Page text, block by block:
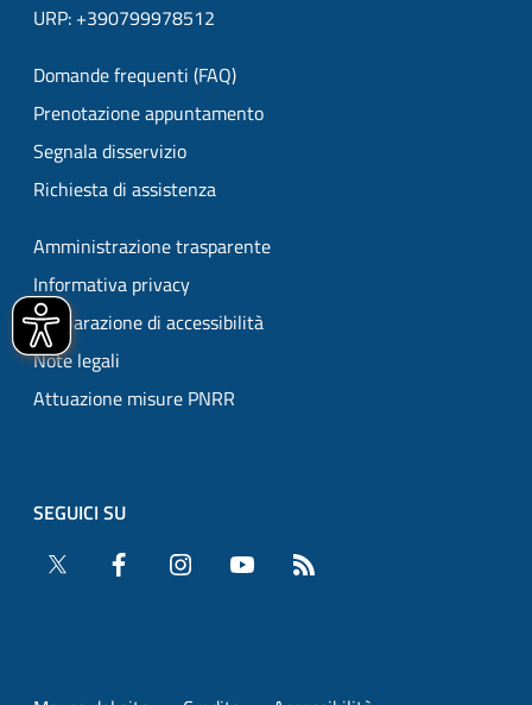
URP: +390799978512
Domande frequenti (FAQ)
Prenotazione appuntamento
Segnala disservizio
Richiesta di assistenza
Amministrazione trasparente
Informativa privacy
Dichiarazione di accessibilità
Note legali
Attuazione misure PNRR
SEGUICI SU
Twitter
Facebook Instagram YouTube